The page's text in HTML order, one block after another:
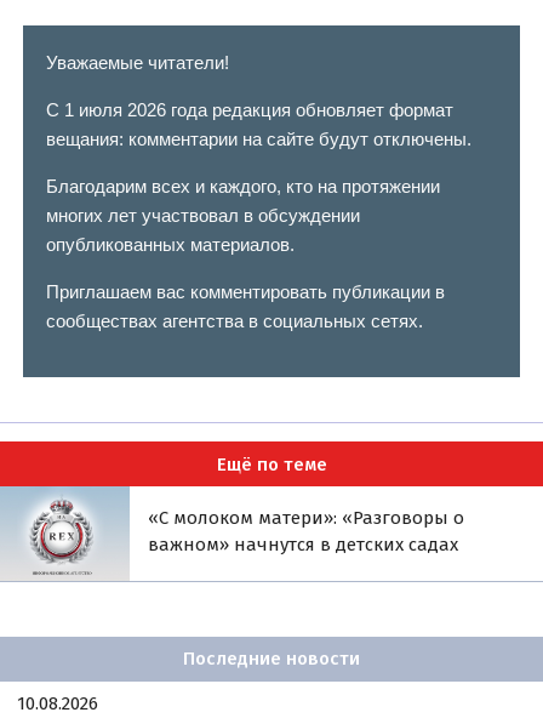
Уважаемые читатели!
С 1 июля 2026 года редакция обновляет формат
вещания: комментарии на сайте будут отключены.
Благодарим всех и каждого, кто на протяжении
многих лет участвовал в обсуждении
опубликованных материалов.
Приглашаем вас комментировать публикации в
сообществах агентства в социальных сетях.
Ещё по теме
«С молоком матери»: «Разговоры о
важном» начнутся в детских садах
Последние новости
10.08.2026